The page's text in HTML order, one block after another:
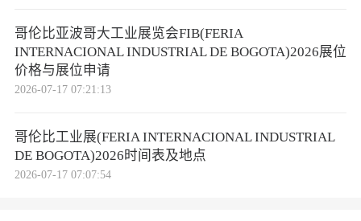
哥伦比亚波哥大工业展览会FIB(FERIA
INTERNACIONAL INDUSTRIAL DE BOGOTA)2026展位
价格与展位申请
2026-07-17 07:21:13
哥伦比工业展(FERIA INTERNACIONAL INDUSTRIAL
DE BOGOTA)2026时间表及地点
2026-07-17 07:07:54